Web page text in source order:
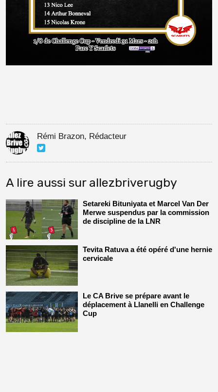
Rémi Brazon, Rédacteur
A lire aussi sur allezbriverugby
Setareki Bituniyata et Marcel Van Der
Merwe suspendus par la commission
de discipline de la LNR
Tevita Ratuva a été opéré d'une hernie
cervicale
Le CA Brive se prépare avant le
déplacement à Llanelli en Challenge
Cup